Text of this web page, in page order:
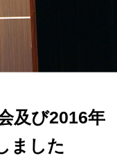
及び2016年
ました